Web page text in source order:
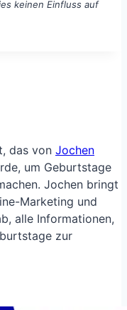
keinen Einfluss auf
das von Jochen
um Geburtstage
Jochen bringt
Marketing und
alle Informationen,
zur